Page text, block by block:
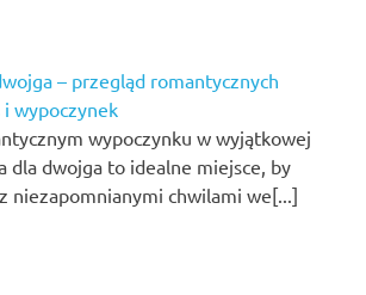
– przegląd romantycznych
i wypoczynek
wypoczynku w wyjątkowej
dla dwojga to idealne miejsce, by
niezapomnianymi chwilami we[...]